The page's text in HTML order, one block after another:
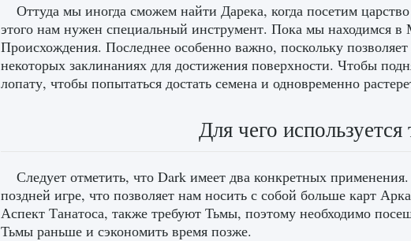
Оттуда мы иногда сможем найти Дарека, когда посетим
этого нам нужен специальный инструмент. Пока мы находимся
Происхождения. Последнее особенно важно, поскольку
некоторых заклинаниях для достижения поверхности. Чтобы
лопату, чтобы попытаться достать семена и одновременно
Для чего
Следует отметить, что Dark имеет два конкретных
поздней игре, что позволяет нам носить с собой больше карт
Аспект Танатоса, также требуют Тьмы, поэтому необходимо
Тьмы раньше и сэкономить время позже.